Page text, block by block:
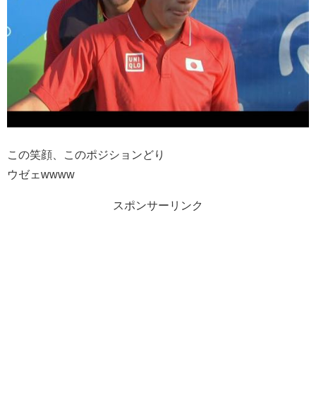
この笑顔、このポジションどり
ウゼェwwww
スポンサーリンク